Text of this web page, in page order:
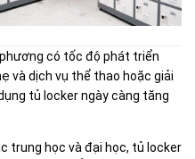
có tốc độ phát triển
và dịch vụ thể thao hoặc giải
tủ locker ngày càng tăng
trung học và đại học, tủ locker